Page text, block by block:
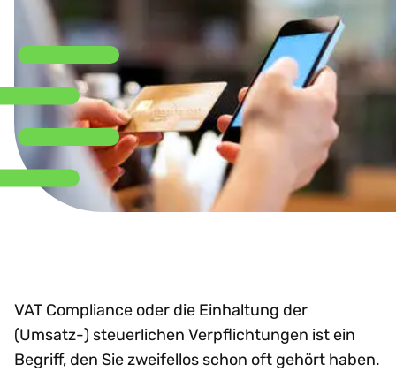
VAT Compliance oder die Einhaltung der
(Umsatz-) steuerlichen Verpflichtungen ist ein
Begriff, den Sie zweifellos schon oft gehört haben.